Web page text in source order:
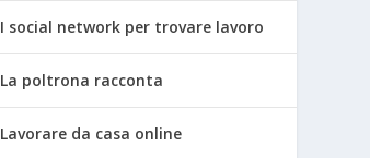
I social network per trovare lavoro
La poltrona racconta
Lavorare da casa online